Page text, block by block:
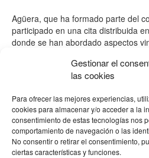
Gestionar el
las cookies
Para ofrecer las mejores experiencias,
cookies para almacenar y/o acceder a la
consentimiento de estas tecnologías nos
comportamiento de navegación o las
No consentir o retirar el consentimiento,
ciertas características y funciones.
Agüera, que ha formado parte del
participado en una cita distribuida
donde se han abordado aspectos
influencia de la inteligencia
o la experiencia del paciente, entre
En las jornadas, distribuidas en
también presente responsables de
Barraquer, Instituto Oftalmológico
Clínica Baviera, Centro
Tecnoláser Clinic Visión, Clínica